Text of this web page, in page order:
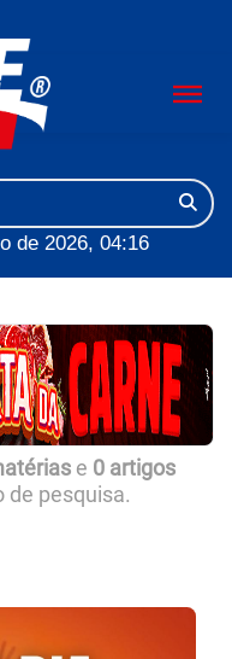
de 2026, 04:16
e 0 artigos
de pesquisa.